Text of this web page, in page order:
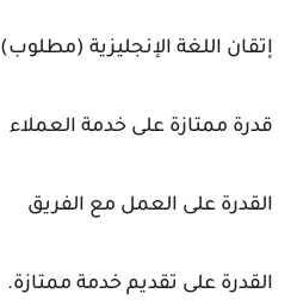
إتقان اللغة الإنجليزية (مطلوب)
قدرة ممتازة على خدمة العملاء
القدرة على العمل مع الفريق
القدرة على تقديم خدمة ممتازة.